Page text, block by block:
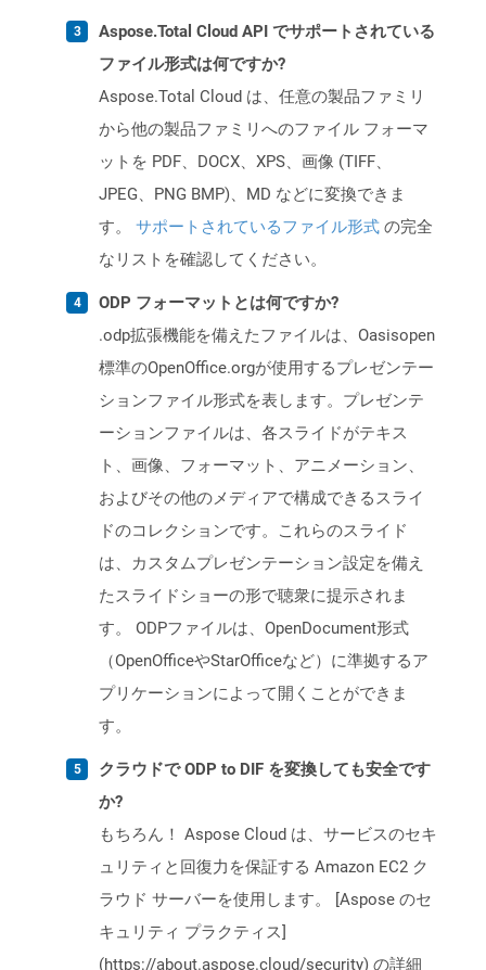
Aspose.Total Cloud API でサポートされている
ファイル形式は何ですか?
Aspose.Total Cloud は、任意の製品ファミリ
から他の製品ファミリへのファイル フォーマ
ットを PDF、DOCX、XPS、画像 (TIFF、
JPEG、PNG BMP)、MD などに変換できま
す。 サポートされているファイル形式 の完全
なリストを確認してください。
ODP フォーマットとは何ですか?
.odp拡張機能を備えたファイルは、Oasisopen
標準のOpenOffice.orgが使用するプレゼンテー
ションファイル形式を表します。プレゼンテ
ーションファイルは、各スライドがテキス
ト、画像、フォーマット、アニメーション、
およびその他のメディアで構成できるスライ
ドのコレクションです。これらのスライド
は、カスタムプレゼンテーション設定を備え
たスライドショーの形で聴衆に提示されま
す。 ODPファイルは、OpenDocument形式
（OpenOfficeやStarOfficeなど）に準拠するア
プリケーションによって開くことができま
す。
クラウドで ODP to DIF を変換しても安全です
か?
もちろん！ Aspose Cloud は、サービスのセキ
ュリティと回復力を保証する Amazon EC2 ク
ラウド サーバーを使用します。 [Aspose のセ
キュリティ プラクティス]
(https://about.aspose.cloud/security) の詳細